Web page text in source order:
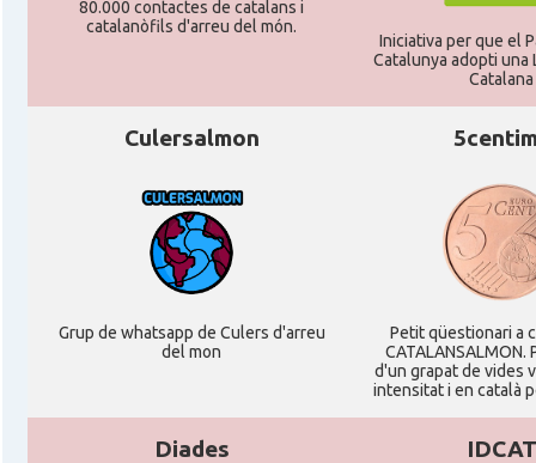
80.000 contactes de catalans i
catalanòfils d'arreu del món.
Iniciativa per que el
Catalunya adopti una
Catalana
Culersalmon
Grup de whatsapp de Culers d'arreu
del mon
Petit qüestionari a
CATALANSALMON.
d'un grapat de vides
intensitat i en català
Diades IDCAT